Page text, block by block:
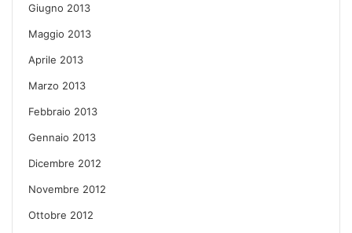
Giugno 2013
Maggio 2013
Aprile 2013
Marzo 2013
Febbraio 2013
Gennaio 2013
Dicembre 2012
Novembre 2012
Ottobre 2012